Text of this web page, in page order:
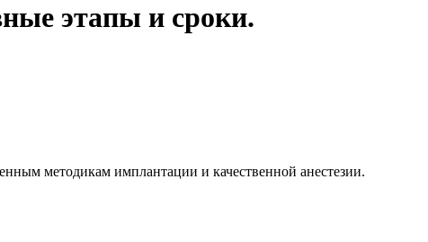
этапы и сроки.
методикам имплантации и качественной анестезии.